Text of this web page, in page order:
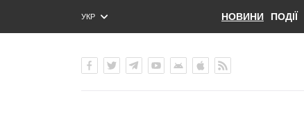
УКР
ENG
НОВИНИ ПОДІЇ